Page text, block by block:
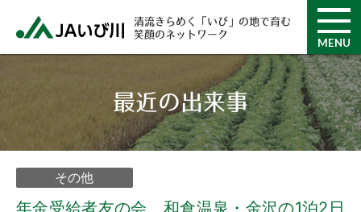
清流きらめく「いび」の地で育む
笑顔のネットワーク
MENU
最近の出来事
その他
年金受給者友の会 和倉温泉・金沢の1泊2日